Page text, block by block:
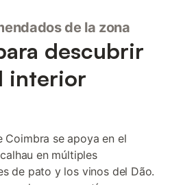
de la zona
descubrir
interior
Coimbra se apoya en el
en múltiples
de pato y los vinos del Dão.